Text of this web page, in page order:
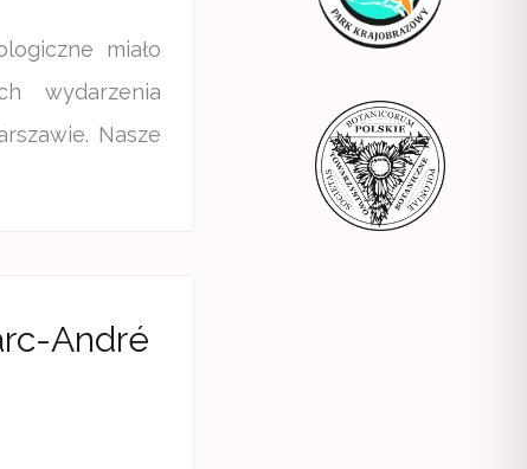
miało
wydarzenia
Nasze
André